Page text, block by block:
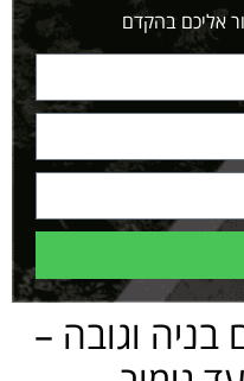
אליכם בהקדם
בניה וגובה –